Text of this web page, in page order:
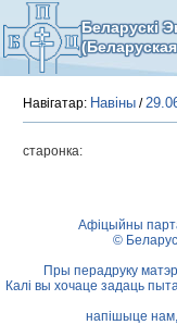
Беларускі
Навігатар: Навіны /
старонка:
Афіцыйны
©
Пры перадруку
Калі вы хочаце задаць
напішыце